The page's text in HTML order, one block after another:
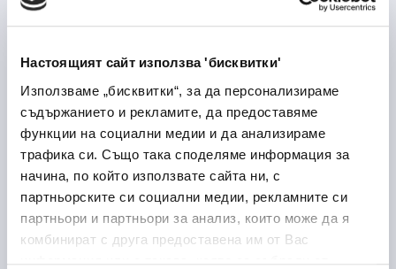
Настоящият сайт използва 'бисквитки'
Използваме „бисквитки“, за да персонализираме
съдържанието и рекламите, да предоставяме
функции на социални медии и да анализираме
трафика си. Също така споделяме информация за
начина, по който използвате сайта ни, с
партньорските си социални медии, рекламните си
партньори и партньори за анализ, които може да я
комбинират с друга предоставена им от Вас
Лекарствени продукти
Laboratory Logistics
Associate
30/06/2026
Медицина и здравеопазване
на мястоСофия